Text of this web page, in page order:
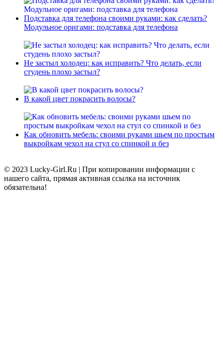
Подставка для телефона своими руками: как сделать?
Модульное оригами: подставка для телефона
Не застыл холодец: как исправить? Что делать, если
студень плохо застыл?
В какой цвет покрасить волосы?
Как обновить мебель: своими руками шьем по простым
выкройкам чехол на стул со спинкой и без
© 2023 Lucky-Girl.Ru | При копировании информации с
нашего сайта, прямая активная ссылка на источник
обязательна!